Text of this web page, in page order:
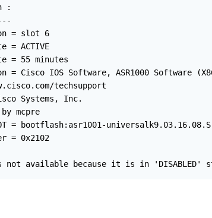
:
= slot 6
= ACTIVE
= 55 minutes
= Cisco IOS Software, ASR1000 Software
techsupport
Systems, Inc.
mcpre
= bootflash:asr1001-
= 0x2102
available because it is in 'DISABLED'